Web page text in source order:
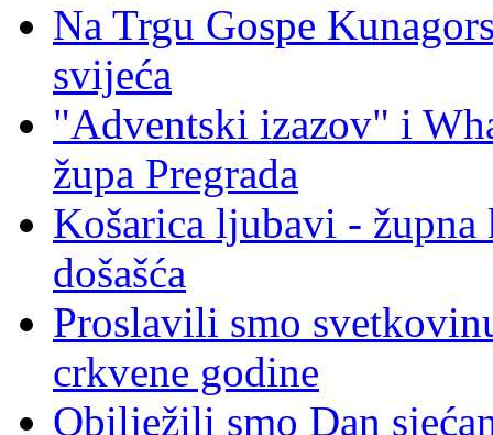
Na Trgu Gospe
svijeća
"Adventski izazov" i
župa Pregrada
Košarica ljubavi -
došašća
Proslavili smo
crkvene godine
Obilježili smo Dan